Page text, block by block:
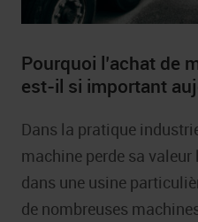
Pourquoi l’achat de
est-il si important
Dans la pratique
machine perde sa
dans une usine
de nombreuses